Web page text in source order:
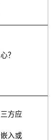
？
方应
入或